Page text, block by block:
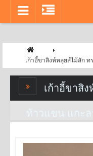
เก้าอี้ขาสิงห์หลุยส์ไม้สัก
เก้าอี้ขาสิ
ท้าวแขน แกะล